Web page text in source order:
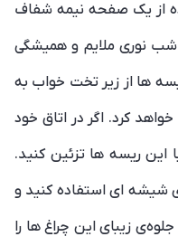
از یک صفحه نیمه‌ شفاف
نوری ملایم و همیشگی
ها از زیر تخت خواب به
کرد. اگر در اتاق خود
با این ریسه ها تزئین کنید.
شیشه ای استفاده کنید و
زیبای این چراغ ها را